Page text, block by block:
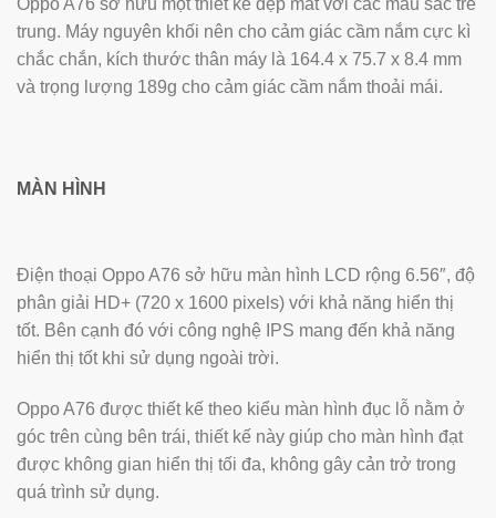
Oppo A76 sở hữu một thiết kế đẹp mắt với các màu sắc trẻ
trung. Máy nguyên khối nên cho cảm giác cầm nắm cực kì
chắc chắn, kích thước thân máy là 164.4 x 75.7 x 8.4 mm
và trọng lượng 189g cho cảm giác cầm nắm thoải mái.
MÀN HÌNH
Điện thoại Oppo A76 sở hữu màn hình LCD rộng 6.56″, độ
phân giải HD+ (720 x 1600 pixels) với khả năng hiển thị
tốt. Bên cạnh đó với công nghệ IPS mang đến khả năng
hiển thị tốt khi sử dụng ngoài trời.
Oppo A76 được thiết kế theo kiểu màn hình đục lỗ nằm ở
góc trên cùng bên trái, thiết kế này giúp cho màn hình đạt
được không gian hiển thị tối đa, không gây cản trở trong
quá trình sử dụng.